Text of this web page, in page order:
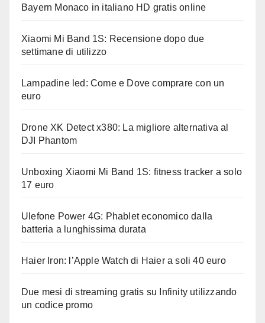
Bayern Monaco in italiano HD gratis online
Xiaomi Mi Band 1S: Recensione dopo due
settimane di utilizzo
Lampadine led: Come e Dove comprare con un
euro
Drone XK Detect x380: La migliore alternativa al
DJI Phantom
Unboxing Xiaomi Mi Band 1S: fitness tracker a solo
17 euro
Ulefone Power 4G: Phablet economico dalla
batteria a lunghissima durata
Haier Iron: l’Apple Watch di Haier a soli 40 euro
Due mesi di streaming gratis su Infinity utilizzando
un codice promo